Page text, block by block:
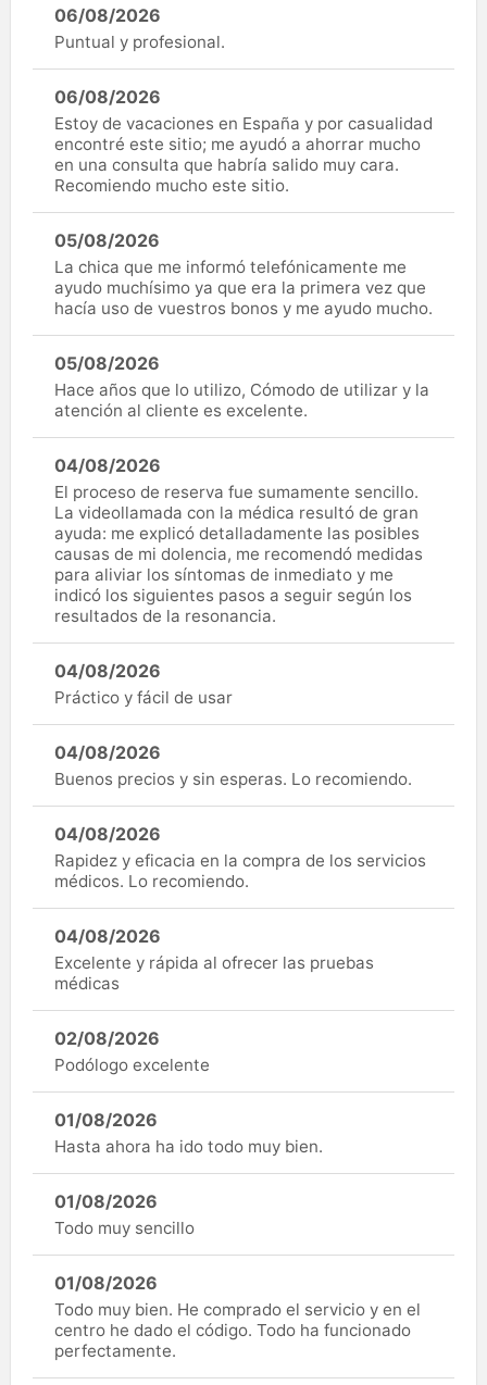
06/08/2026
Puntual y profesional.
06/08/2026
Estoy de vacaciones en España y por casualidad
encontré este sitio; me ayudó a ahorrar mucho
en una consulta que habría salido muy cara.
Recomiendo mucho este sitio.
05/08/2026
La chica que me informó telefónicamente me
ayudo muchísimo ya que era la primera vez que
hacía uso de vuestros bonos y me ayudo mucho.
05/08/2026
Hace años que lo utilizo, Cómodo de utilizar y la
atención al cliente es excelente.
04/08/2026
El proceso de reserva fue sumamente sencillo.
La videollamada con la médica resultó de gran
ayuda: me explicó detalladamente las posibles
causas de mi dolencia, me recomendó medidas
para aliviar los síntomas de inmediato y me
indicó los siguientes pasos a seguir según los
resultados de la resonancia.
04/08/2026
Práctico y fácil de usar
04/08/2026
Buenos precios y sin esperas. Lo recomiendo.
04/08/2026
Rapidez y eficacia en la compra de los servicios
médicos. Lo recomiendo.
04/08/2026
Excelente y rápida al ofrecer las pruebas
médicas
02/08/2026
Podólogo excelente
01/08/2026
Hasta ahora ha ido todo muy bien.
01/08/2026
Todo muy sencillo
01/08/2026
Todo muy bien. He comprado el servicio y en el
centro he dado el código. Todo ha funcionado
perfectamente.